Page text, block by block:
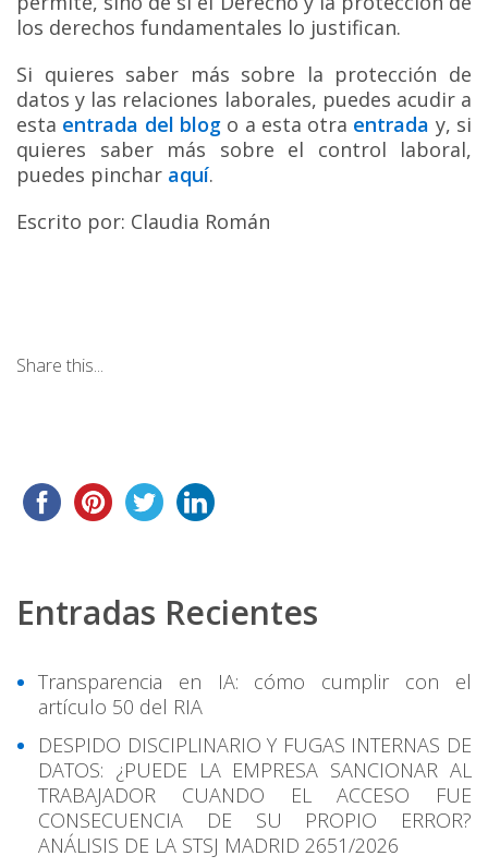
los derechos fundamentales lo justifican.
Si quieres saber más sobre la protección de
datos y las relaciones laborales, puedes acudir a
esta entrada del blogo a esta otra entrada y, si
quieres saber más sobre el control laboral,
puedes pinchar aquí.
Escrito por: Claudia Román
Share this...
Entradas Recientes
Transparencia en IA: cómo cumplir con el
artículo 50 del RIA
DESPIDO DISCIPLINARIO Y FUGAS INTERNAS DE
DATOS: ¿PUEDE LA EMPRESA SANCIONAR AL
TRABAJADOR CUANDO EL ACCESO FUE
CONSECUENCIA DE SU PROPIO ERROR?
ANÁLISIS DE LA STSJ MADRID 2651/2026